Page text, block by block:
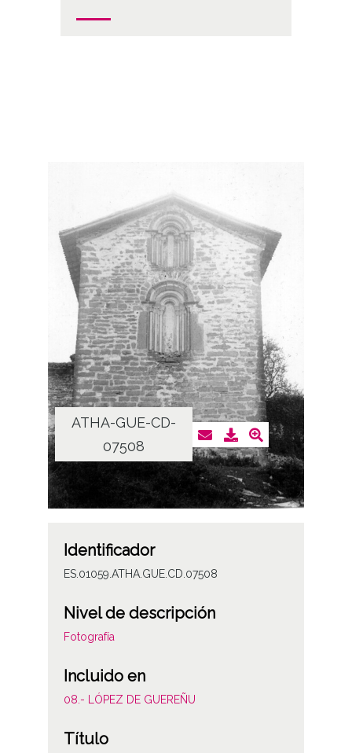
ATHA-GUE-CD-
07508
Identificador
ES.01059.ATHA.GUE.CD.07508
Nivel de descripción
Fotografía
Incluido en
08.- LÓPEZ DE GUEREÑU
Título